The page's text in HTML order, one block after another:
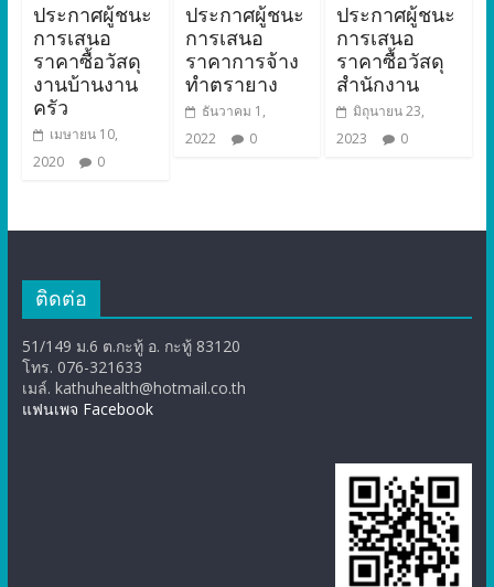
ประกาศผู้ชนะ
การเสนอ
ราคาซื้อวัสดุ
งานบ้านงาน
ครัว
เมษายน 10,
2020
0
ประกาศผู้ชนะ
การเสนอ
ราคาการจ้าง
ทำตรายาง
ธันวาคม 1,
2022
0
ประกาศผู้ชนะ
การเสนอ
ราคาซื้อวัสดุ
สำนักงาน
มิถุนายน 23,
2023
0
ติดต่อ
51/149 ม.6 ต.กะทู้ อ. กะทู้ 83120
โทร. 076-321633
เมล์. kathuhealth@hotmail.co.th
แฟนเพจ Facebook